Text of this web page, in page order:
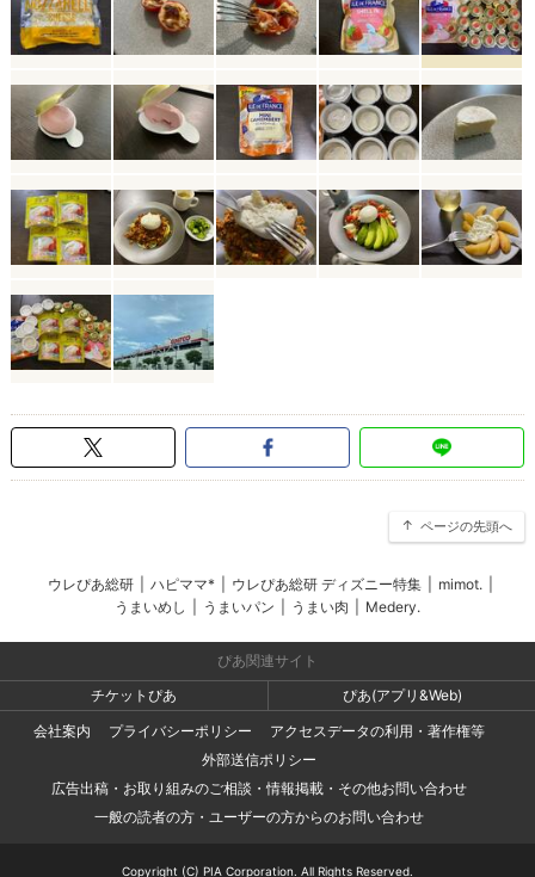
ページの先頭へ
ウレぴあ総研 ハピママ* ウレぴあ総研 ディズニー特集 mimot.
うまいめし
うまいパン うまい肉 Medery.
ぴあ関連サイト
チケットぴあ
ぴあ(アプリ&Web)
会社案内
プライバシーポリシー
アクセスデータの利用・著作権等
外部送信ポリシー
広告出稿・お取り組みのご相談・情報掲載・その他お問い合わせ
一般の読者の方・ユーザーの方からのお問い合わせ
Copyright (C) PIA Corporation. All Rights Reserved.